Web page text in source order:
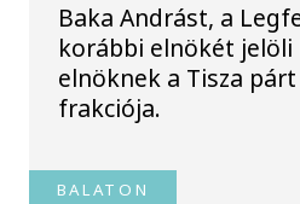
Baka Andrást, a
korábbi elnökét jelöli
elnöknek a Tisza
frakciója.
BALATON